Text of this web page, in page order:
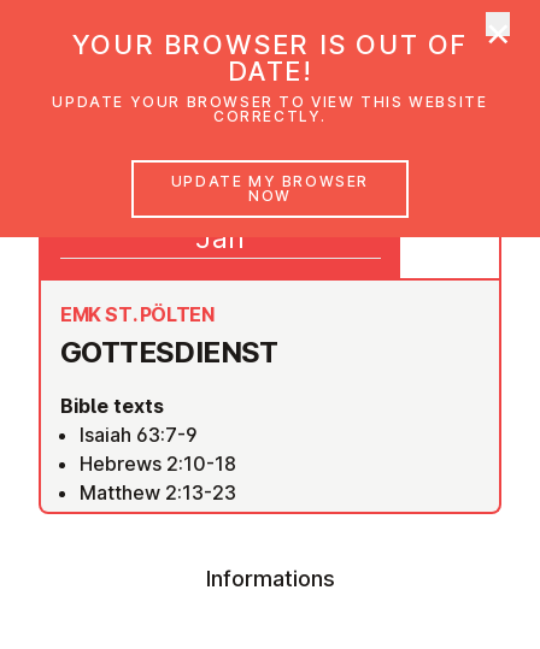
GOTTES­DI­ENST
EMK ST. PÖLTEN
Bible texts
Isaiah 63:7-9
Hebrews 2:10-18
Matthew 2:13-23
01
Jan
Informations
YOUR BROWSER IS OUT OF
DATE!
UPDATE YOUR BROWSER TO VIEW THIS WEBSITE
CORRECTLY.
UPDATE MY BROWSER
NOW
×